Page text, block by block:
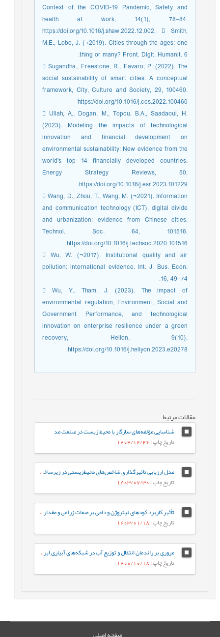
Context of the COVID-19 Pandemic, Safety and
health at work, 14(1), 78–84.
https://doi.org/10.1016/j.shaw.2022.12.002,  Smith,
M.E., Lobo, J. (¬2019). Cities through the ages: one
thing or many? Front. Digit. Humanit. 6.
 Sugandha., Freestone, R., Favaro, P. (2022). The
social sustainability of smart cities: A conceptual
framework, City, Culture and Society, 29, 100460.
https://doi.org/10.1016/j.ccs.2022.100460
 Ullah, A., Dogan, M., Topcu, B.A., Saadaoui, H.
(2023). Modeling the impacts of technological
innovation and financial development on
environmental sustainability: New evidence from the
world's top 14 financially developed countries.
Energy Strategy Reviews, 50,
https://doi.org/10.1016/j.esr.2023.101229.
 Wang, D., Zhou, T., Wang, M. (¬2021). Information
and communication technology (ICT), digital divide
and urbanization: evidence from Chinese cities.
Technol. Soc. 64, 101516.
https://doi.org/10.1016/j.techsoc.2020.101516.
 Wu, W. (¬2017). Institutional quality and air
pollution: international evidence. Int. J. Bus. Econ.
16, 49–74.
 Wu, Y., Tham, J. (2023). The impact of
environmental regulation, Environment, Social and
Government Performance, and technological
innovation on enterprise resilience under a green
recovery, Helion, 9(10),
https://doi.org/10.1016/j.heliyon.2023.e20278.
مقالات مرتبط
شناسایی مؤلفه‌های سازگار با محیط زیست در صنعت مد
تاریخ چاپ: 1404/12/26
مدل ارزیابی تاثیرگذاری شاخص‌های محیط‌زیستی در زیرسا‌خت‌های سبز در صنعت ساختمان با رویکرد توسعه پایدار
تاریخ چاپ: 1403/07/30
تأثیر کاربرد کودهای نیتروژن و دامی بر صفات زراعی و مقدار اسانس رازیانه (Foeniculum vulgare Mill.)
تاریخ چاپ: 1403/01/18
مروری بر راندمان‌ انتقال و توزیع آب در شبکه‌های آبیاری ایران و روش‌های برآورد آن
تاریخ چاپ: 1400/10/18